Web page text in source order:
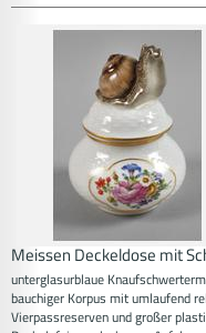
Meissen Deckeldose mit
unterglasurblaue
bauchiger Korpus mit umlaufend
Vierpassreserven und großer